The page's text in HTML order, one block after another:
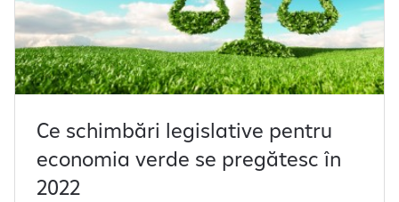
Ce schimbări legislative pentru
economia verde se pregătesc în
2022